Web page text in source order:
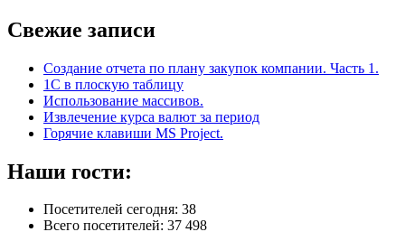
Свежие записи
Создание отчета по плану закупок компании. Часть 1.
1С в плоскую таблицу
Использование массивов.
Извлечение курса валют за период
Горячие клавиши MS Project.
Наши гости:
Посетителей сегодня: 38
Всего посетителей: 37 498